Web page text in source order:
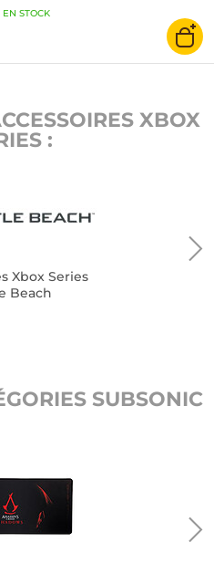
entre design et contrôle
de jeu exceptionnel. Principales
EN STOCK
XBOX
:
Xbox Series
Beach
SUBSONIC